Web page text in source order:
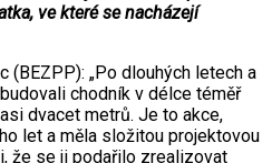
ve které se nacházejí
(BEZPP): „Po dlouhých letech a
chodník v délce téměř
dvacet metrů. Je to akce,
let a měla složitou projektovou
že se ji podařilo zrealizovat